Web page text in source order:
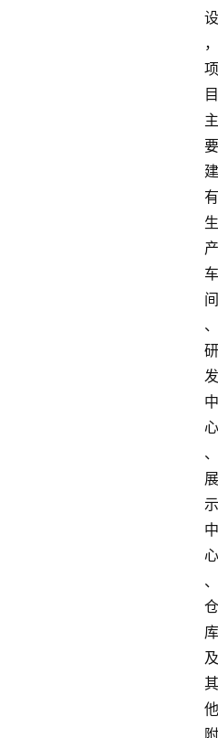
设
，
项
目
主
要
建
有
生
产
车
间
、
研
发
中
心
、
展
示
中
心
、
仓
库
及
其
他
附